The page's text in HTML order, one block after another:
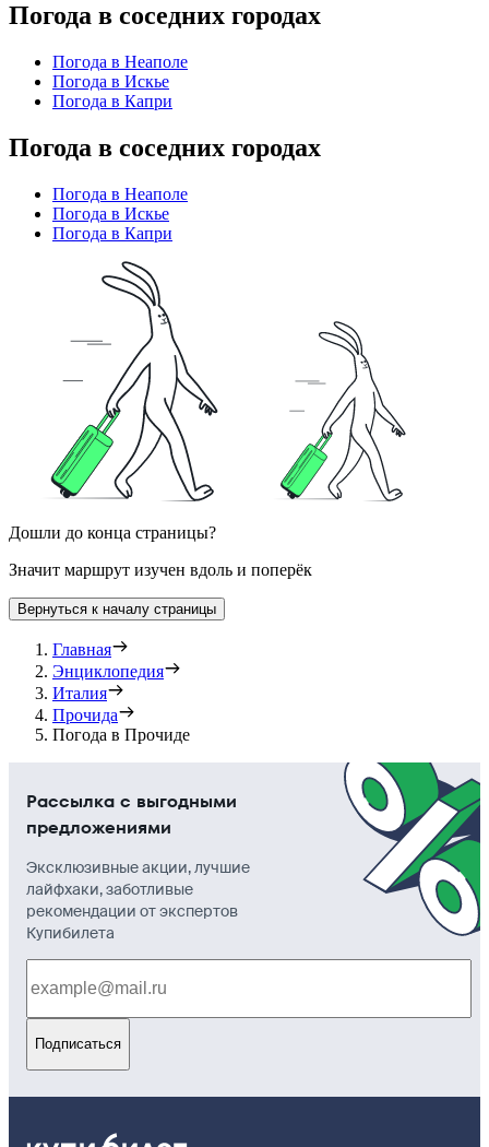
Погода в соседних городах
Погода в Неаполе
Погода в Искье
Погода в Капри
Погода в соседних городах
Погода в Неаполе
Погода в Искье
Погода в Капри
Дошли до конца страницы?
Значит маршрут изучен вдоль и поперёк
Вернуться к началу страницы
Главная
Энциклопедия
Италия
Прочида
Погода в Прочиде
Рассылка с выгодными
предложениями
Эксклюзивные акции, лучшие
лайфхаки, заботливые
рекомендации от экспертов
Купибилета
Подписаться